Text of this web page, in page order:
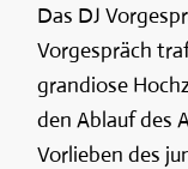
Das DJ
Vorgespräch
grandiose
den Ablauf des
Vorlieben des